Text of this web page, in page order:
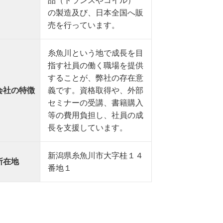
の製造及び、日本全国へ販
売を行っています。
社の特徴
糸魚川という地で成長を目
指す社員の働く職場を提供
することが、弊社の存在意
義です。資格取得や、外部
セミナーの受講、書籍購入
等の費用負担し、社員の成
長を支援しています。
在地
新潟県糸魚川市大字桂１４
番地１